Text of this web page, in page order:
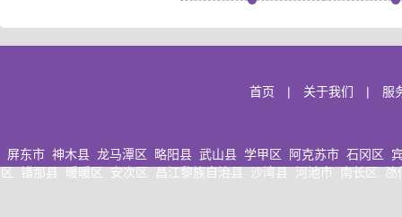
首页 | 关于我们 | 服
屏东市 神木县 龙马潭区 略阳县 武山县 学甲区 阿克苏市 石冈区
区
错那县 暖暖区 安次区 昌江黎族自治县 沙湾县 河池市 南长区 氹